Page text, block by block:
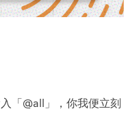
「@all」，你我便立刻